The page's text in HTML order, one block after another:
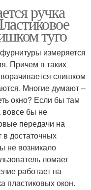
ручка
туго
измеряется
Причем в таких
слишком
Многие думают –
окно? Если бы там
вовсе бы не
передачи на
в достаточных
не возникало
ломает
работает на
пластиковых окон.